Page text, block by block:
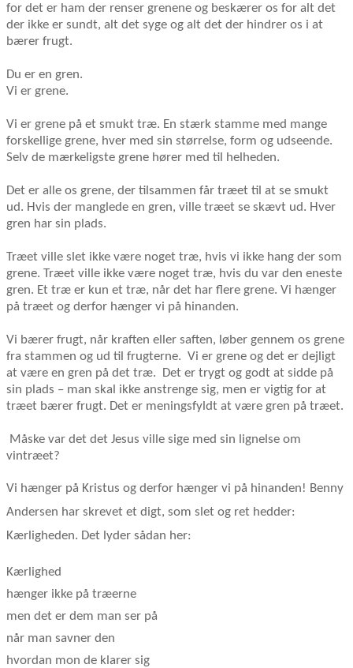
for det er ham der renser grenene og beskærer os for alt det
der ikke er sundt, alt det syge og alt det der hindrer os i at
bærer frugt.
Du er en gren.
Vi er grene.
Vi er grene på et smukt træ. En stærk stamme med mange
forskellige grene, hver med sin størrelse, form og udseende.
Selv de mærkeligste grene hører med til helheden.
Det er alle os grene, der tilsammen får træet til at se smukt
ud. Hvis der manglede en gren, ville træet se skævt ud. Hver
gren har sin plads.
Træet ville slet ikke være noget træ, hvis vi ikke hang der som
grene. Træet ville ikke være noget træ, hvis du var den eneste
gren. Et træ er kun et træ, når det har flere grene. Vi hænger
på træet og derfor hænger vi på hinanden.
Vi bærer frugt, når kraften eller saften, løber gennem os grene
fra stammen og ud til frugterne. Vi er grene og det er dejligt
at være en gren på det træ.
Det er trygt og godt at sidde på
sin plads – man skal ikke anstrenge sig, men er vigtig for at
træet bærer frugt. Det er meningsfyldt at være gren på træet.
Måske var det det Jesus ville sige med sin lignelse om
vintræet?
Vi hænger på Kristus og derfor hænger vi på hinanden! Benny
Andersen har skrevet et digt, som slet og ret hedder:
Kærligheden. Det lyder sådan her:
Kærlighed
hænger ikke på træerne
men det er dem man ser på
når man savner den
hvordan mon de klarer sig